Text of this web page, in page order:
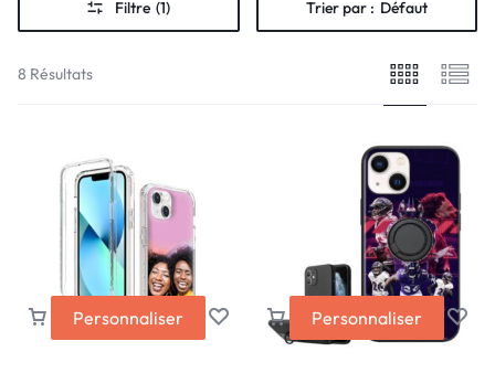
Filtre (1) Trier par : Défaut
8 Résultats
Personnaliser Personnaliser